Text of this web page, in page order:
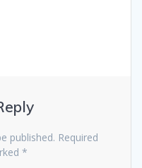
published. Required
*